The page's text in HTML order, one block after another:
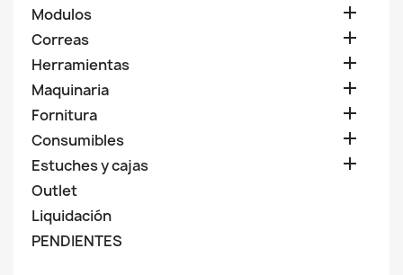
Modulos 
Correas 
Herramientas 
Maquinaria 
Fornitura 
Consumibles 
Estuches y cajas 
Outlet
Liquidación
PENDIENTES